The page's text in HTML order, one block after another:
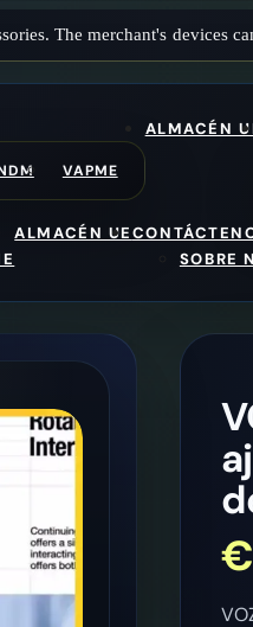
The merchant's devices
VAPME
ALMACÉN
ALMACÉN UE
SOBRE
€